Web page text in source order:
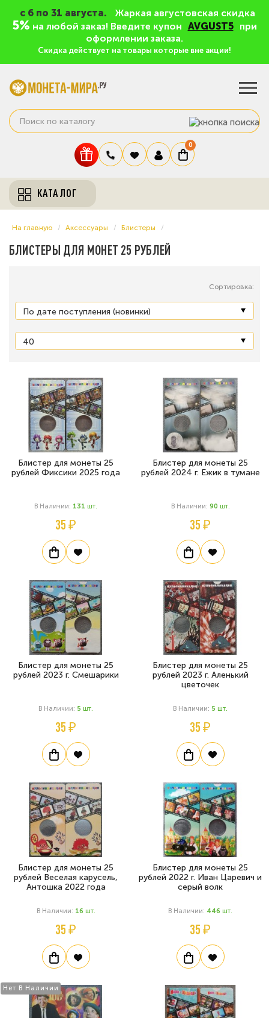
c 6 по 31 августа. Жаркая августовская скидка
5% на любой заказ! Введите купон AVGUST5
при
оформлении заказа.
Скидка действует на товары которые вне акции!
0
КАТАЛОГ
На главную Аксессуары Блистеры
БЛИСТЕРЫ ДЛЯ МОНЕТ 25 РУБЛЕЙ
Сортировка:
Блистер для монеты 25
рублей Фиксики 2025 года
В Наличии: 131 Шт.
35 ₽
Блистер для монеты 25
рублей 2024 г. Ежик в тумане
В Наличии: 90 Шт.
35 ₽
Блистер для монеты 25
рублей 2023 г. Смешарики
В Наличии: 5 Шт.
35 ₽
Блистер для монеты 25
рублей 2023 г. Аленький
цветочек
В Наличии: 5 Шт.
35 ₽
Блистер для монеты 25
рублей Веселая карусель,
Антошка 2022 года
В Наличии: 16 Шт.
35 ₽
Блистер для монеты 25
рублей 2022 г. Иван Царевич и
серый волк
В Наличии: 446 Шт.
35 ₽
Нет В Наличии